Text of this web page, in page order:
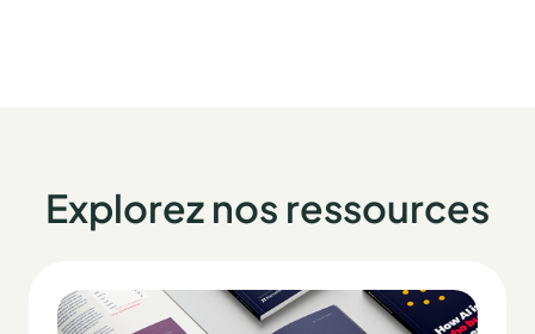
Explorez nos ressources